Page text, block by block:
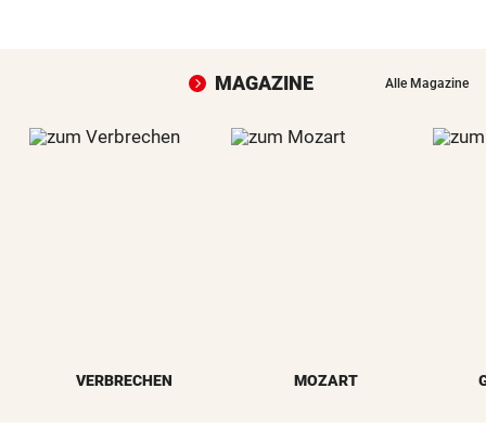
MAGAZINE Alle Magazine
VERBRECHEN MOZART